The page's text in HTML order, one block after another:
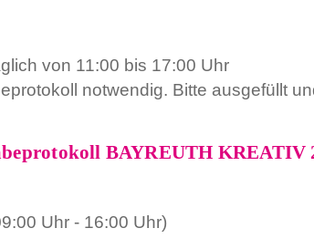
von 11:00 bis 17:00 Uhr
notwendig. Bitte ausgefüllt
BAYREUTH KREATIV
Uhr - 16:00 Uhr)